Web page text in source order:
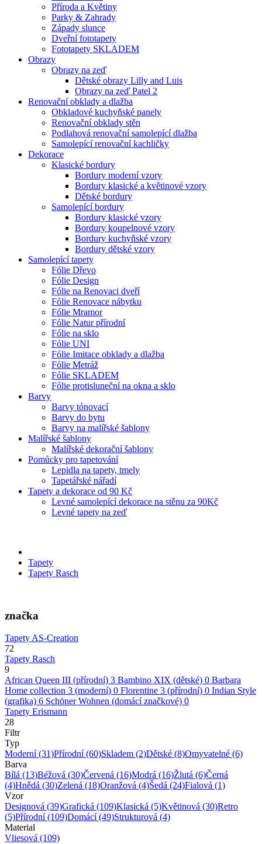
Příroda a Květiny
Parky & Zahrady
Západy slunce
Dveřní fototapety
Fototapety SKLADEM
Obrazy
Obrazy na zeď
Dětské obrazy Lilly and Luis
Obrazy na zeď Patel 2
Renovační obklady a dlažba
Obkladové kuchyňské panely
Renovační obklady stěn
Podlahová renovační samolepící dlažba
Samolepící renovační kachličky
Dekorace
Klasické bordury
Bordury moderní vzory
Bordury klasické a květinové vzory
Dětské bordury
Samolepící bordury
Bordury klasické vzory
Bordury koupelnové vzory
Bordury kuchyňské vzory
Bordury dětské vzory
Samolepící tapety
Fólie Dřevo
Fólie Design
Fólie na Renovaci dveří
Fólie Renovace nábytku
Fólie Mramor
Fólie Natur přírodní
Fólie na sklo
Fólie UNI
Fólie Imitace obklady a dlažba
Fólie Metráž
Fólie SKLADEM
Fólie protisluneční na okna a sklo
Barvy
Barvy tónovací
Barvy do bytu
Barvy na malířské šablony
Malířské šablony
Malířské dekorační šablony
Pomůcky pro tapetování
Lepidla na tapety, tmely
Tapetářské nářadí
Tapety a dekorace od 90 Kč
Levné samolepící dekorace na stěnu za 90Kč
Levné tapety na zeď
Tapety
Tapety Rasch
značka
Tapety AS-Creation
72
Tapety Rasch
9
African Queen III (přírodní) 3 Bambino XIX (dětské) 0 Barbara
Home collection 3 (moderní) 0 Florentine 3 (přírodní) 0 Indian Style
(grafika) 6 Schöner Wohnen (domácí značkové) 0
Tapety Erismann
28
Filtr
Typ
Moderní(31)Přírodní(60)Skladem (2)Dětské (8)Omyvatelné (6)
Barva
Bílá (13)Béžová (30)Červená (16)Modrá (16)Žlutá (6)Černá
(4)Hnědá (30)Zelená (18)Oranžová (4)Šedá (24)Fialová (1)
Vzor
Designová (39)Grafická (109)Klasická (5)Květinová (30)Retro
(5)Přírodní(109)Domácí(49)Strukturová (4)
Material
Vliesová (109)